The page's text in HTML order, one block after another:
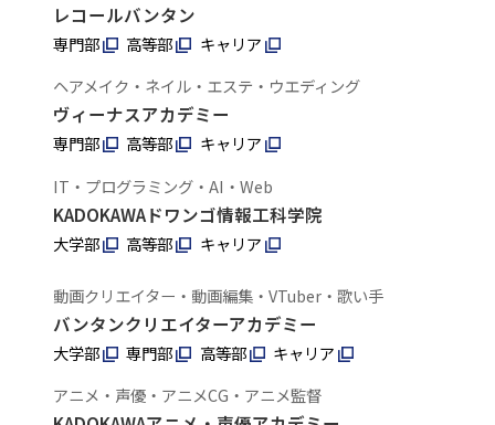
レコールバンタン
専門部 高等部
キャリア
ヘアメイク・ネイル・エステ・ウエディング
ヴィーナスアカデミー
専門部 高等部
キャリア
IT・プログラミング・AI・Web
KADOKAWAドワンゴ情報工科学院
大学部 高等部 キャリア
動画クリエイター・動画編集・VTuber・歌い手
バンタンクリエイターアカデミー
大学部 専門部 高等部
キャリア
アニメ・声優・アニメCG・アニメ監督